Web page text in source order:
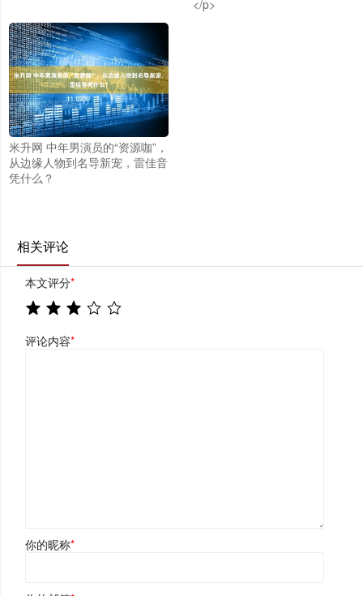
</p>
米升网 中年男演员的“资源咖”，
从边缘人物到名导新宠，雷佳音
凭什么？
相关评论
本文评分*
评论内容*
你的昵称*